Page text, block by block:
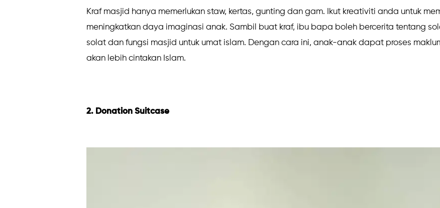
Kraf masjid hanya memerlukan staw, kertas, gunting dan gam. Ikut kreativiti anda untuk
meningkatkan daya imaginasi anak. Sambil buat kraf, ibu bapa boleh bercerita tentang
solat dan fungsi masjid untuk umat islam. Dengan cara ini, anak-anak dapat proses
akan lebih cintakan Islam.
2. Donation Suitcase